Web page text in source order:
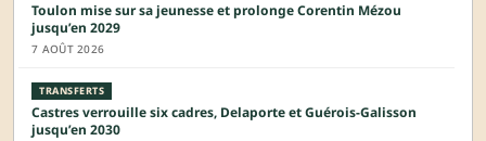
Toulon mise sur sa jeunesse et prolonge Corentin Mézou
jusqu’en 2029
7 AOÛT 2026
TRANSFERTS
Castres verrouille six cadres, Delaporte et Guérois-Galisson
jusqu’en 2030